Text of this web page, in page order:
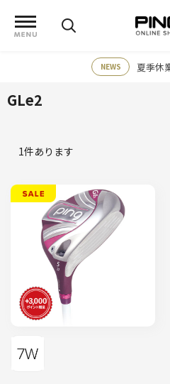
NEWS
GLe2
1件あります